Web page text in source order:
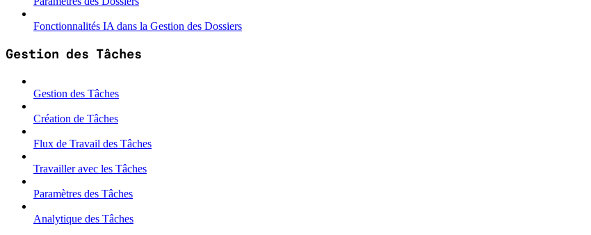
Fonctionnalités IA dans la Gestion des Dossiers
Gestion des Tâches
Gestion des Tâches
Création de Tâches
Flux de Travail des Tâches
Travailler avec les Tâches
Paramètres des Tâches
Analytique des Tâches